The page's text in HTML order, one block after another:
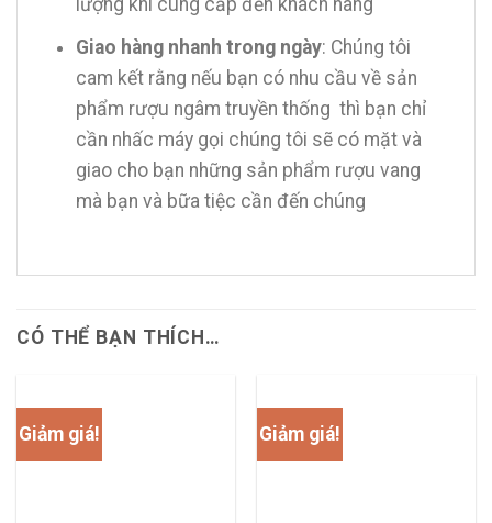
lượng khi cung cấp đến khách hàng
Giao hàng nhanh trong ngày: Chúng tôi
cam kết rằng nếu bạn có nhu cầu về sản
phẩm rượu ngâm truyền thống thì bạn chỉ
cần nhấc máy gọi chúng tôi sẽ có mặt và
giao cho bạn những sản phẩm rượu vang
mà bạn và bữa tiệc cần đến chúng
CÓ THỂ BẠN THÍCH…
Giảm giá! Giảm giá!